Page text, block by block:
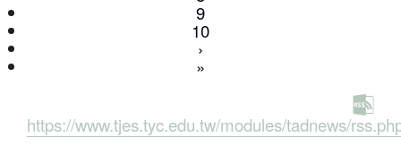
9(current)
10
›
»
https://www.tjes.tyc.edu.tw/modules/tadnews/